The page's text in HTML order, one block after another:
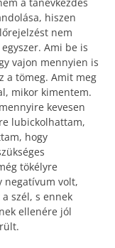
hiszen
nem
Ami be is
vajon mennyien is
a tömeg. Amit meg
mikor kimentem.
kevesen
lubickolhattam,
hogy
tökélyre
negatívum volt,
szél, s ennek
ellenére jól